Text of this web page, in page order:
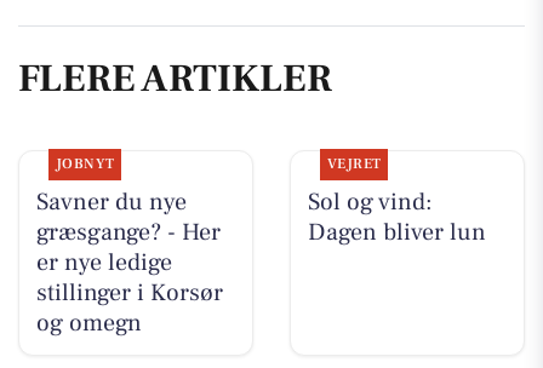
FLERE ARTIKLER
JOBNYT
Savner du nye
græsgange? - Her
er nye ledige
stillinger i Korsør
og omegn
VEJRET
Sol og vind:
Dagen bliver lun